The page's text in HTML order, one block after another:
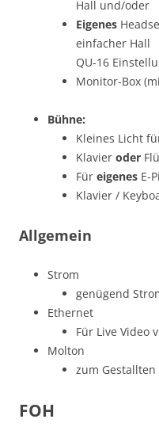
Hall und/oder
Eigenes
einfacher Hall
QU-16
Monitor-Box
Bühne:
Kleines Licht
Klavier oder
Für eigenes E-
Klavier /
Allgemein
Strom
genügend
Ethernet
Für Live Video
Molton
zum
FOH